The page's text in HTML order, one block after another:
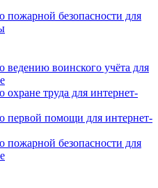
пожарной безопасности для
ведению воинского учёта для
труда для интернет-
первой помощи для интернет-
пожарной безопасности для